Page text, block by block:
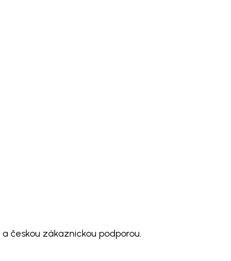
českou zákaznickou podporou.